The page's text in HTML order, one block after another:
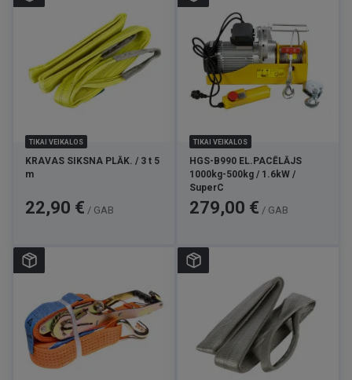
TIKAI VEIKALOS
KRAVAS SIKSNA PLĀK. / 3 t 5
m
Cena
22,90 € / GAB
TIKAI VEIKALOS
HGS-B990 EL.PACĒLĀJS
1000kg-500kg / 1.6kW /
SuperC
Cena
279,00 € / GAB